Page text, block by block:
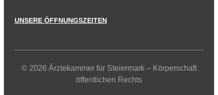
UNSERE ÖFFNUNGSZEITEN
© 2026 Ärztekammer für Steiermark – Körperschaft
öffentlichen Rechts